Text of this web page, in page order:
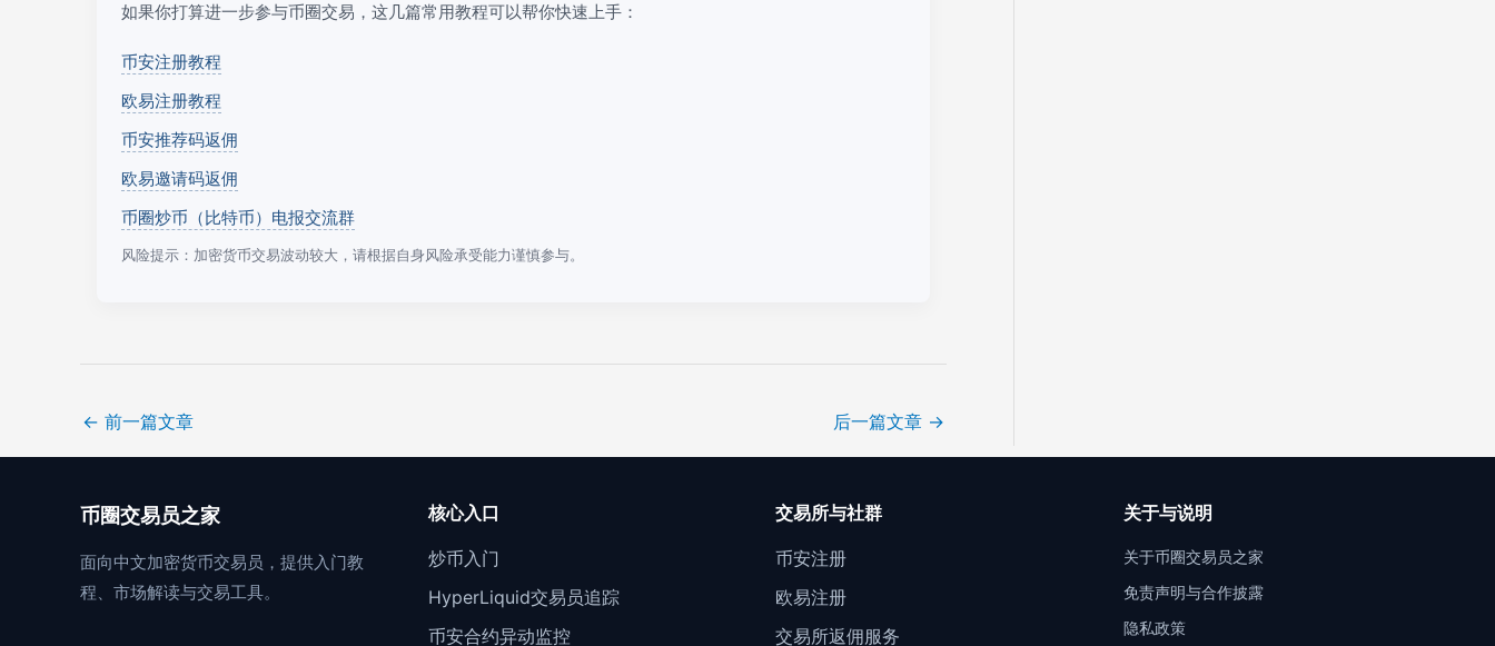
如果你打算进一步参与币圈交易，这几篇常用教程可以帮你快速上手：
币安注册教程
欧易注册教程
币安推荐码返佣
欧易邀请码返佣
币圈炒币（比特币）电报交流群
风险提示：加密货币交易波动较大，请根据自身风险承受能力谨慎参与。
← 前一篇文章 后一篇文章 →
币圈交易员之家
面向中文加密货币交易员，提供入门教
程、市场解读与交易工具。
核心入口
炒币入门
HyperLiquid交易员追踪
币安合约异动监控
交易所与社群
币安注册
欧易注册
交易所返佣服务
关于与说明
关于币圈交易员之家
免责声明与合作披露
隐私政策